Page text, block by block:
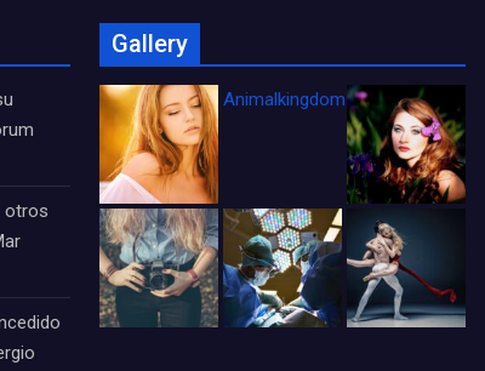
otros
Gallery
Animalkingdom_FichaCine